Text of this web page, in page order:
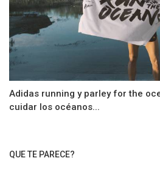
Adidas running y parley for the
cuidar los océanos...
QUE TE PARECE?